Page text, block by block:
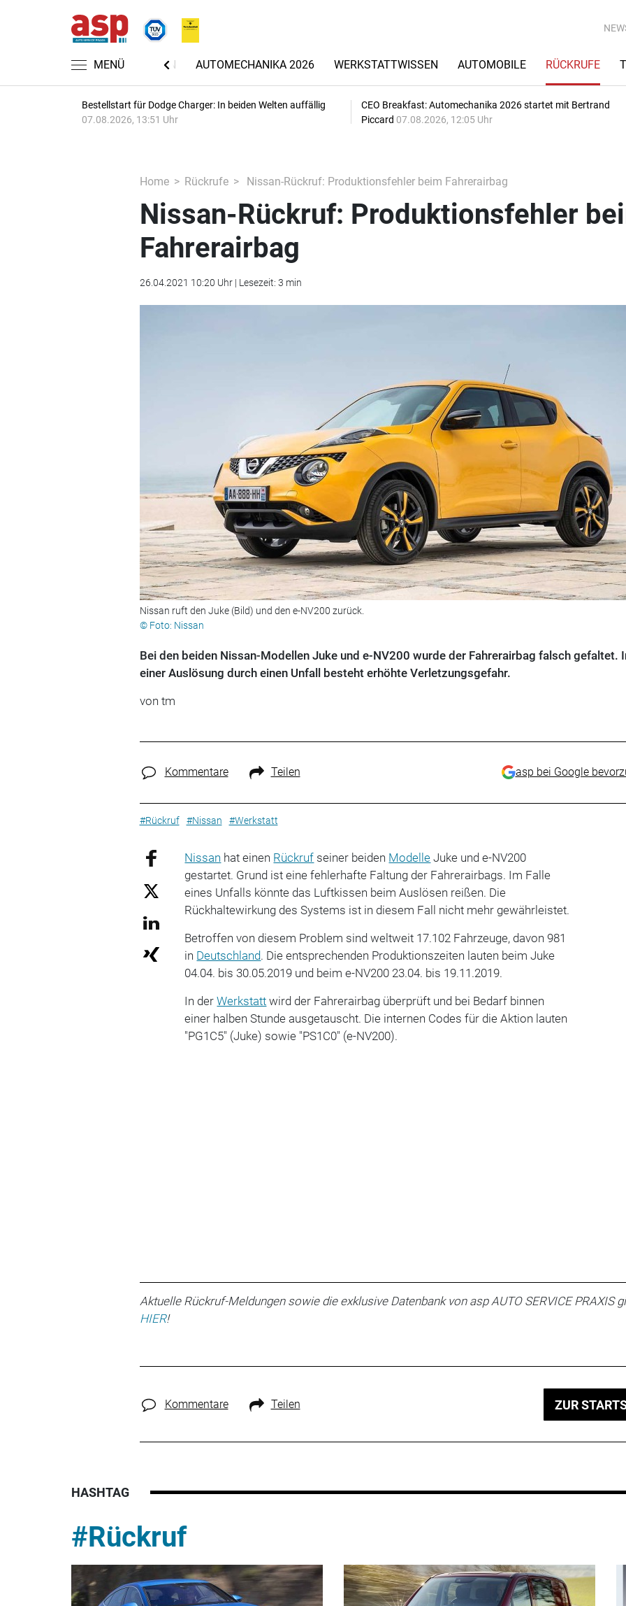
MENÜ
NACHRICHTEN AUTOMECHANIKA 2026 WERKSTATTWISSEN AUTOMOBILE RÜCKRUFE
Bestellstart für Dodge Charger: In beiden Welten auffällig
07.08.2026, 13:51 Uhr
CEO Breakfast: Automechanika 2026 startet mit Bertrand
Piccard 07.08.2026, 12:05 Uhr
Home Rückrufe Nissan-Rückruf: Produktionsfehler beim Fahrerairbag
Nissan-Rückruf: Produktionsfehler
Fahrerairbag
26.04.2021 10:20 Uhr | Lesezeit: 3 min
Nissan ruft den Juke (Bild) und den e-NV200 zurück.
© Foto: Nissan
Bei den beiden Nissan-Modellen Juke und e-NV200 wurde der Fahrerairbag falsch gefaltet.
einer Auslösung durch einen Unfall besteht erhöhte Verletzungsgefahr.
von tm
Kommentare Teilen asp bei Google
#Rückruf #Nissan #Werkstatt
Nissan hat einen Rückruf seiner beiden Modelle Juke und e-NV200
gestartet. Grund ist eine fehlerhafte Faltung der Fahrerairbags. Im Falle
eines Unfalls könnte das Luftkissen beim Auslösen reißen. Die
Rückhaltewirkung des Systems ist in diesem Fall nicht mehr gewährleistet.
Betroffen von diesem Problem sind weltweit 17.102 Fahrzeuge, davon 981
in Deutschland. Die entsprechenden Produktionszeiten lauten beim Juke
04.04. bis 30.05.2019 und beim e-NV200 23.04. bis 19.11.2019.
In derWerkstatt wird der Fahrerairbag überprüft und bei Bedarf binnen
einer halben Stunde ausgetauscht. Die internen Codes für die Aktion lauten
"PG1C5" (Juke) sowie "PS1C0" (e-NV200).
Aktuelle Rückruf-Meldungen sowie die exklusive Datenbank von asp AUTO SERVICE PRAXIS
HIER!
Kommentare Teilen ZUR
HASHTAG
#Rückruf